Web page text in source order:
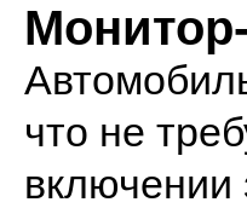
что не
включении